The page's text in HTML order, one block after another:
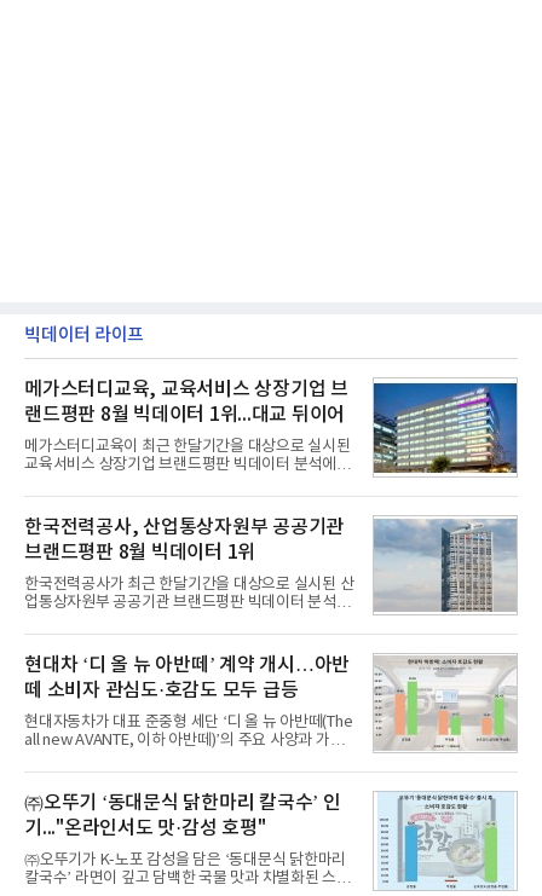
빅데이터 라이프
메가스터디교육, 교육서비스 상장기업 브
랜드평판 8월 빅데이터 1위...대교 뒤이어
메가스터디교육이 최근 한달기간을 대상으로 실시된
교육서비스 상장기업 브랜드평판 빅데이터 분석에서
일 한국기업평판연구소(소장 구창환)는 국내 교육서
비스 상장기업 브랜드를 대상으로 지난 7월 7일부터
8월 7일까지 수집된 소비자 빅데이터 10,074,233건
을 분석한 결과, 메가스터디교육이 브랜드평판지수
1,710,926을 기록하며 8월 1위에 올랐다고 밝혔다.
분석에 활용된 빅데이터는 지난 7월(9,491,206건) 대
비 6.14% 증가한 수치로, 교육서비스 상장기업 브랜
디교육, 대교, 디지
한국전력공사, 산업통상자원부 공공기관
브랜드평판 8월 빅데이터 1위
한국전력공사가 최근 한달기간을 대상으로 실시된 산
업통상자원부 공공기관 브랜드평판 빅데이터 분석에
이 순으로 뒤를 이었다.7일 한국기업평판연구소(소장
구창환)는 산업통상자원부 공공기관 41개 브랜드를
대상으로 지난 7월 7일부터 8월 7일까지 수집된 소비
자 빅데이터 91,102,549건을 분석한 결과, 한국전력
공사가 브랜드평판지수 10,670,633을 기록하며 8월
1위에 올랐다고 밝혔다. 분석에 활용된 빅데이터는 지
난 7월(88,893,823건) 대비 2.48% 증가한 수치다.연
수력원자력, 한국석
현대차 ‘디 올 뉴 아반떼’ 계약 개시…아반
떼 소비자 관심도·호감도 모두 급등
현대자동차가 대표 준중형 세단 ‘디 올 뉴 아반떼(The
all new AVANTE, 이하 아반떼)’의 주요 사양과 가격
떼는 6년 만에 선보이는 8세대 완전변경 모델로, ▲정
교한 선과 면을 중심으로 완성한 파격적인 디자인 ▲
과거 중형 세단 수준으로 확대된 차체 제원 ▲글로벌
최고 수준의 안전성 ▲성능과 효율을 동시에 높인 주
행 완성도 ▲첨단 편의 및 디지털 사양 적용 등을 통해
글로벌 준중형 세단의 새로운 기준을 세웠다.아반떼
는 가솔린 2.0과 1.6 하이브리드 두 가지 파워트레인
㈜오뚜기 ‘동대문식 닭한마리 칼국수’ 인
기..."온라인서도 맛·감성 호평"
㈜오뚜기가 K-노포 감성을 담은 ‘동대문식 닭한마리
칼국수’ 라면이 깊고 담백한 국물 맛과 차별화된 스토